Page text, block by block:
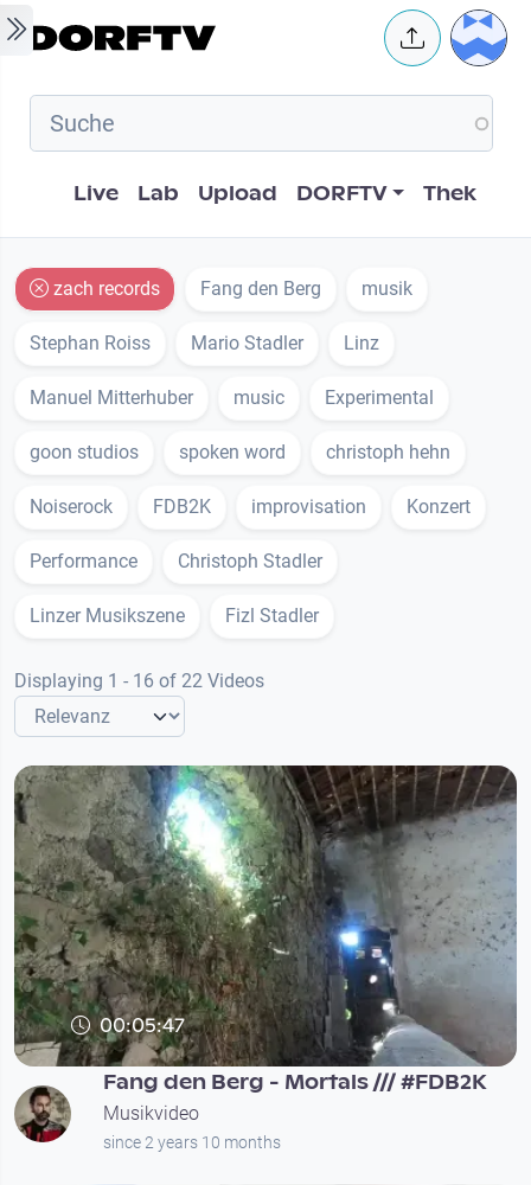
Skip to main content User
Hauptnavigation
Live Lab Upload DORFTV Thek
zach records Fang den Berg musik
Stephan Roiss Mario Stadler Linz
Manuel Mitterhuber music Experimental
goon studios spoken word christoph hehn
Noiserock FDB2K improvisation Konzert
Performance Christoph Stadler
Linzer Musikszene Fizl Stadler
Displaying 1 - 16 of 22 Videos
00:05:47
Fang den Berg - Mortals /// #FDB2K
Musikvideo
since 2 years 10 months